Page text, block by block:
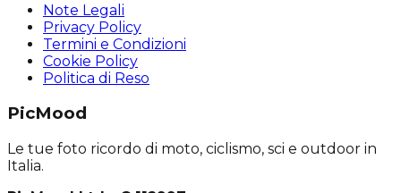
Note Legali
Privacy Policy
Termini e Condizioni
Cookie Policy
Politica di Reso
PicMood
Le tue foto ricordo di moto, ciclismo, sci e outdoor in
Italia.